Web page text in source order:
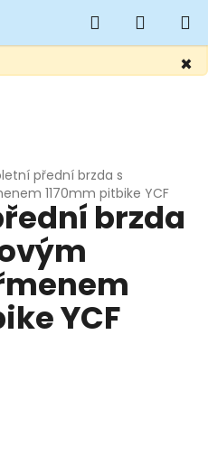
×
Hledat
KOŠÍK
přední brzda s
1170mm pitbike YCF
brzda
YCF